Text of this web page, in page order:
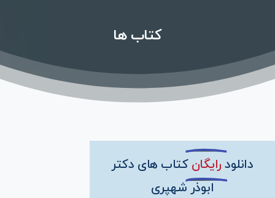
کتاب ها
دانلود رایگان کتاب های دکتر
ابوذر شهپری